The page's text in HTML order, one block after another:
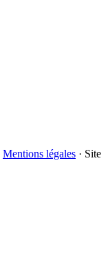
Mentions légales · Site